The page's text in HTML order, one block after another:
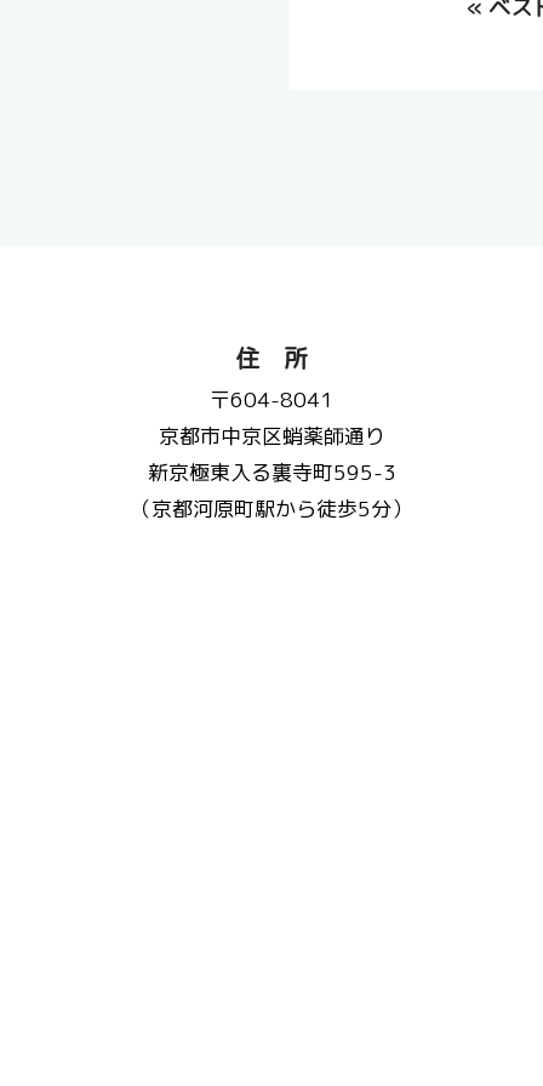
« ベス
住 所
〒604-8041
京都市中京区蛸薬師通り
新京極東入る裏寺町595-3
（京都河原町駅から徒歩5分）